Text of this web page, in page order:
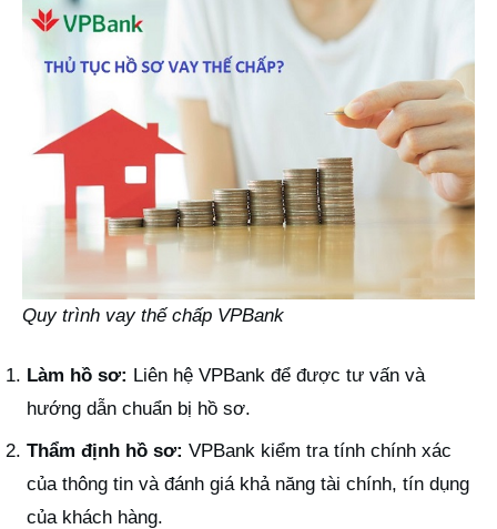
Quy trình vay thế chấp VPBank
Làm hồ sơ: Liên hệ VPBank để được tư vấn và
hướng dẫn chuẩn bị hồ sơ.
Thẩm định hồ sơ: VPBank kiểm tra tính chính xác
của thông tin và đánh giá khả năng tài chính, tín dụng
của khách hàng.